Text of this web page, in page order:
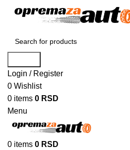
Login / Register
0 Wishlist
0 items 0 RSD
Menu
0 items 0 RSD